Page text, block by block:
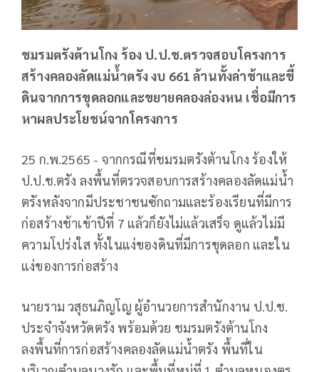
ชมรมตรังต้านโกง ร้อง ป.ป.ช.ตรวจสอบโครงการ
สร้างคลองลัดแม่น้ำตรัง งบ 661 ล้านทั้งล่าช้าและขี้
ดินจากการขุดลอกและขยายคลองล่องหน เชื่อมีการ
หาผลประโยชน์จากโครงการ
25 ก.พ.2565 - จากกรณีที่ชมรมตรังต้านโกง ร้องให้
ป.ป.ช.ตรัง ลงพื้นที่ตรวจสอบการสร้างคลองลัดแม่น้ำ
ตรังหลังจากมีประชาชนซักถามและร้องเรียนที่มีการ
ก่อสร้างช้าเข้าปีที่ 7 แล้วก็ยังไม่แล้วเสร็จ ดูแล้วไม่มี
ความโปร่งใส ทั้งในแง่ของดินที่มีการขุดลอก และใน
แง่ของการก่อสร้าง
นายราม วสุธนภิญโญ ผู้อำนวยการสำนักงาน ป.ป.ช.
ประจำจังหวัดตรัง พร้อมด้วย ชมรมตรังต้านโกง
ลงพื้นที่การก่อสร้างคลองลัดแม่น้ำตรัง พื้นที่ใน